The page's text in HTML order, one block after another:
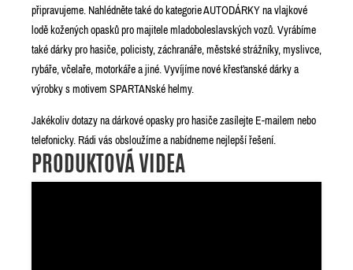
připravujeme. Nahlédněte také do kategorie AUTODÁRKY na vlajkové
lodě kožených opasků pro majitele mladoboleslavských vozů. Vyrábíme
také dárky pro hasiče, policisty, záchranáře, městské strážníky, myslivce,
rybáře, včelaře, motorkáře a jiné. Vyvíjíme nové křesťanské dárky a
výrobky s motivem SPARTANské helmy.
Jakékoliv dotazy na dárkové opasky pro hasiče zasílejte E-mailem nebo
telefonicky. Rádi vás obsloužíme a nabídneme nejlepší řešení.
PRODUKTOVÁ VIDEA